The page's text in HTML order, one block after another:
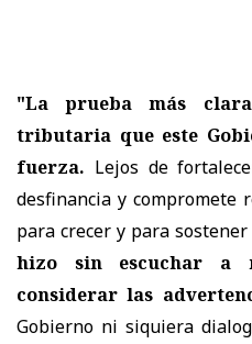
"La prueba más
tributaria que este
fuerza. Lejos de
desfinancia y compromete
para crecer y para
hizo sin escuchar a
considerar las
Gobierno ni siquiera